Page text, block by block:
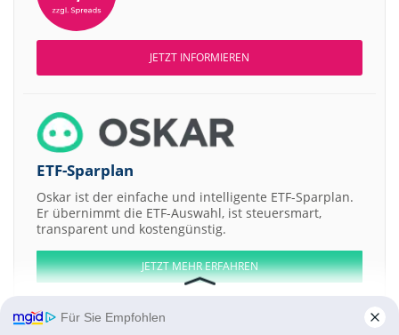
JETZT INFORMIEREN
ETF-Sparplan
Oskar ist der einfache und intelligente ETF-Sparplan.
Er übernimmt die ETF-Auswahl, ist steuersmart,
transparent und kostengünstig.
JETZT MEHR ERFAHREN
Für Sie Empfohlen